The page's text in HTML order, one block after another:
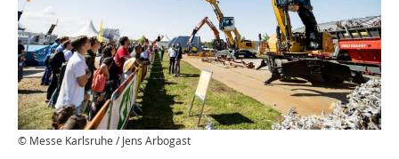
© Messe Karlsruhe / Jens Arbogast